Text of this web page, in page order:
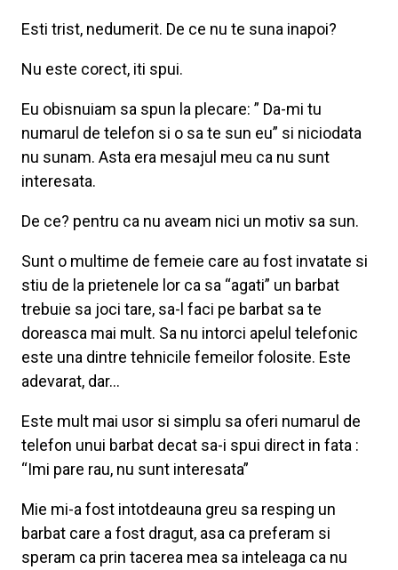
Esti trist, nedumerit. De ce nu te suna inapoi?
Nu este corect, iti spui.
Eu obisnuiam sa spun la plecare: ” Da-mi tu
numarul de telefon si o sa te sun eu” si niciodata
nu sunam. Asta era mesajul meu ca nu sunt
interesata.
De ce? pentru ca nu aveam nici un motiv sa sun.
Sunt o multime de femeie care au fost invatate si
stiu de la prietenele lor ca sa “agati” un barbat
trebuie sa joci tare, sa-l faci pe barbat sa te
doreasca mai mult. Sa nu intorci apelul telefonic
este una dintre tehnicile femeilor folosite. Este
adevarat, dar…
Este mult mai usor si simplu sa oferi numarul de
telefon unui barbat decat sa-i spui direct in fata :
“Imi pare rau, nu sunt interesata”
Mie mi-a fost intotdeauna greu sa resping un
barbat care a fost dragut, asa ca preferam si
speram ca prin tacerea mea sa inteleaga ca nu